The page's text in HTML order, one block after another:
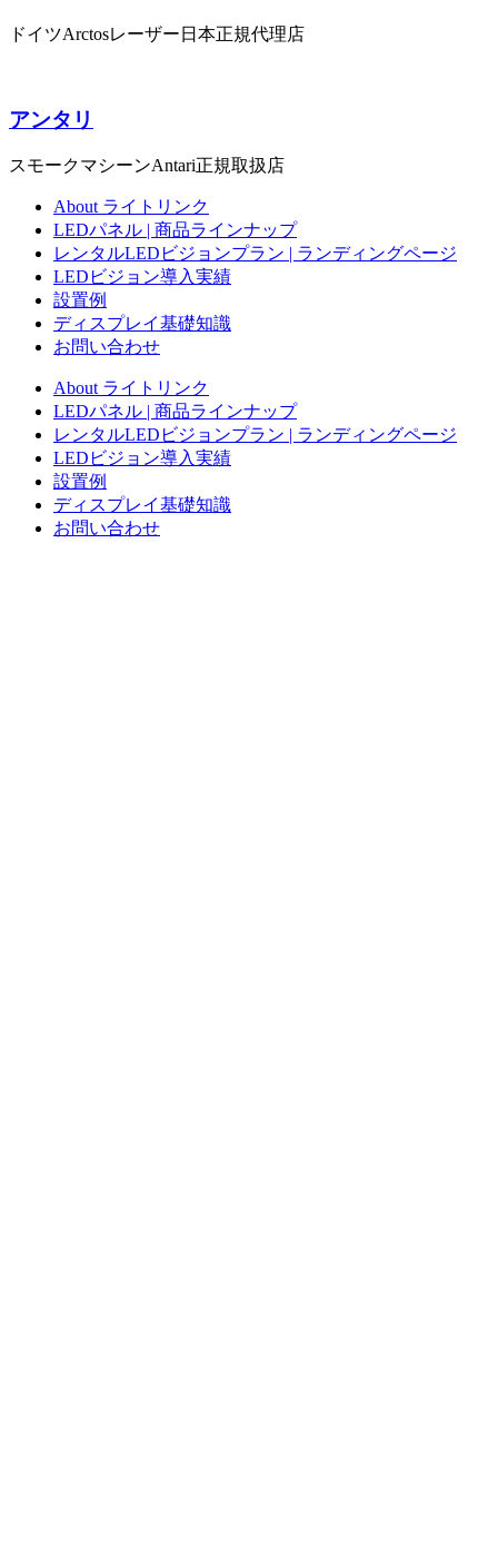
ドイツArctosレーザー日本正規代理店
アンタリ
スモークマシーンAntari正規取扱店
About ライトリンク
LEDパネル | 商品ラインナップ
レンタルLEDビジョンプラン | ランディングページ
LEDビジョン導入実績
設置例
ディスプレイ基礎知識
お問い合わせ
About ライトリンク
LEDパネル | 商品ラインナップ
レンタルLEDビジョンプラン | ランディングページ
LEDビジョン導入実績
設置例
ディスプレイ基礎知識
お問い合わせ